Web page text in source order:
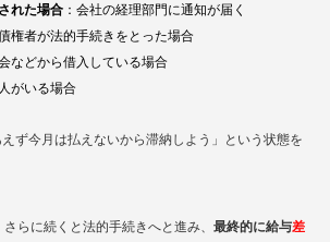
れた場合 ：会社の経理部門に通知が届く
権者が法的手続きをとった場合
などから借入している場合
がいる場合
ず今月は払えないから滞納しよう」という状態を
らに続くと法的手続きへと進み、 最終的に給与差